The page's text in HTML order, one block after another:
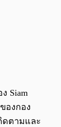
Siam
องกอง
ดตามและ